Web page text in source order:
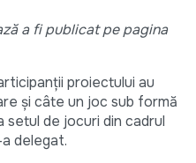
a fi publicat pe pagina
proiectului au
și câte un joc sub formă
de jocuri din cadrul
delegat.